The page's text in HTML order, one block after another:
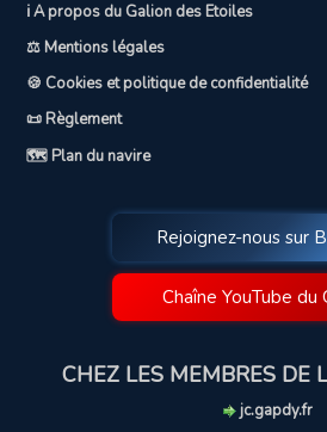
ℹ️ A propos du Galion des Etoiles
⚖️ Mentions légales
🍪 Cookies et politique de confidentialité
📜 Règlement
🗺️ Plan du navire
Rejoignez-nous sur
Chaîne YouTube du
CHEZ LES MEMBRES DE
jc.gapdy.fr